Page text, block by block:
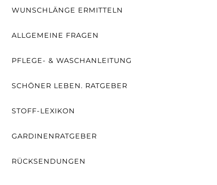
WUNSCHLÄNGE ERMITTELN
ALLGEMEINE FRAGEN
PFLEGE- & WASCHANLEITUNG
SCHÖNER LEBEN. RATGEBER
STOFF-LEXIKON
GARDINENRATGEBER
RÜCKSENDUNGEN